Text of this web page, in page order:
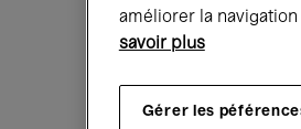
améliorer la
savoir plus
Gérer les